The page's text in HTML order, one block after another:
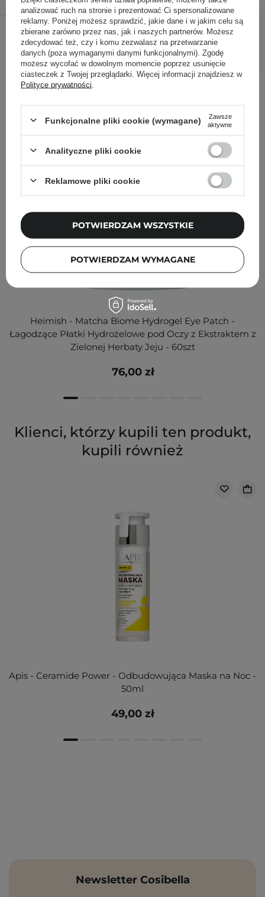
110,00 zł /szt.
DODAJ DO KOSZYKA
Heimish - Matcha Biome Hydrogel Eye Patch -
Łagodzące Płatki Hydrożelowe pod Oczy z Ekstraktem z
Zielonej Herbaty Jeju - 60szt
76,00 zł
Klienci, którzy kupili ten produkt,
kupili również
Apis - Ceramide Power - Odbudowująca Maska na Noc -
50ml
49,00 zł
Newsletter Cosibella
analizować ruch na stronie i prezentować Ci spersonalizowane
reklamy. Poniżej możesz sprawdzić, jakie dane i w jakim celu są
zbierane zarówno przez nas, jak i naszych partnerów. Możesz
zdecydować też, czy i komu zezwalasz na przetwarzanie
danych (poza wymaganymi danymi funkcjonalnymi). Zgodę
możesz wycofać w dowolnym momencie poprzez usunięcie
ciasteczek z Twojej przeglądarki. Więcej informacji znajdziesz w
Polityce prywatności
Funkcjonalne pliki cookie (wymagane)
Zawsze
aktywne
Analityczne pliki cookie
Reklamowe pliki cookie
POTWIERDZAM WYMAGANE
POTWIERDZAM WSZYSTKIE